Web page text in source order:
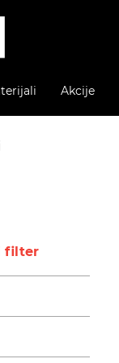
Akcije
filter